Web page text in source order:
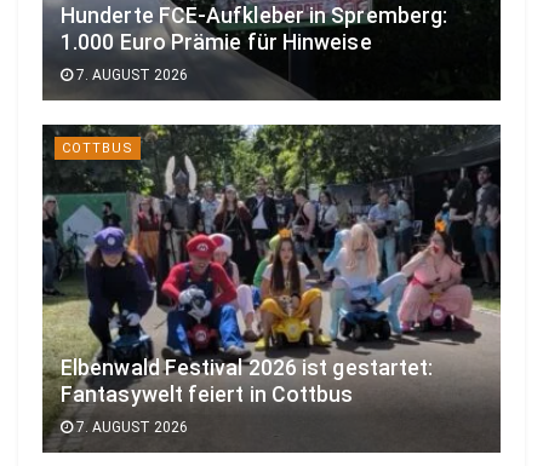
Hunderte FCE-Aufkleber in Spremberg:
1.000 Euro Prämie für Hinweise
7. AUGUST 2026
COTTBUS
Elbenwald Festival 2026 ist gestartet:
Fantasywelt feiert in Cottbus
7. AUGUST 2026